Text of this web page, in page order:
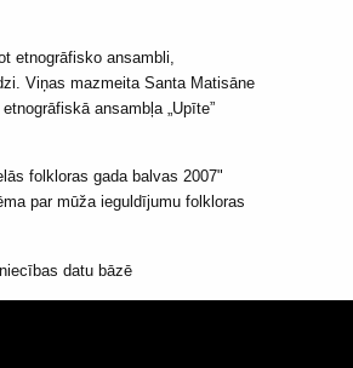
etnogrāfisko ansambli,
Viņas mazmeita Santa Matisāne
ansambļa „Upīte”
folkloras gada balvas 2007"
par mūža ieguldījumu folkloras
datu bāzē